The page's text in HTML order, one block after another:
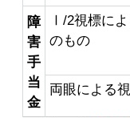
障
害
手
当
金
Ⅰ/2視標に
のもの
両眼による